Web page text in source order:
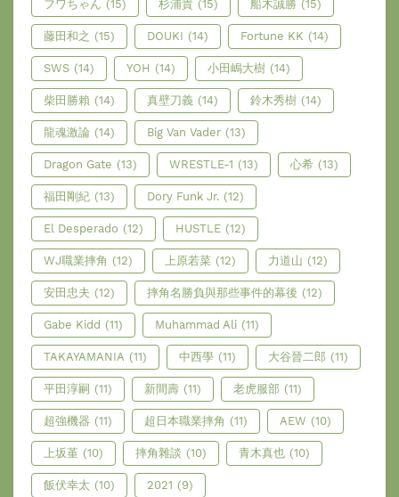
フワちゃん (15) 杉浦貴 (15) 船木誠勝 (15)
藤田和之 (15) DOUKI (14) Fortune KK (14)
SWS (14) YOH (14) 小田嶋大樹 (14)
柴田勝賴 (14) 真壁刀義 (14) 鈴木秀樹 (14)
龍魂激論 (14) Big Van Vader (13)
Dragon Gate (13) WRESTLE-1 (13) 心希 (13)
福田剛紀 (13) Dory Funk Jr. (12)
El Desperado (12) HUSTLE (12)
WJ職業摔角 (12) 上原若菜 (12) 力道山 (12)
安田忠夫 (12) 摔角名勝負與那些事件的幕後 (12)
Gabe Kidd (11) Muhammad Ali (11)
TAKAYAMANIA (11) 中西學 (11) 大谷晉二郎 (11)
平田淳嗣 (11) 新間壽 (11) 老虎服部 (11)
超強機器 (11) 超日本職業摔角 (11) AEW (10)
上坂堇 (10) 摔角雜談 (10) 青木真也 (10)
飯伏幸太 (10) 2021 (9)